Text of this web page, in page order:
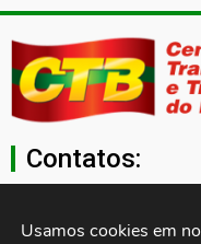
Contatos:
Usamos cookies em